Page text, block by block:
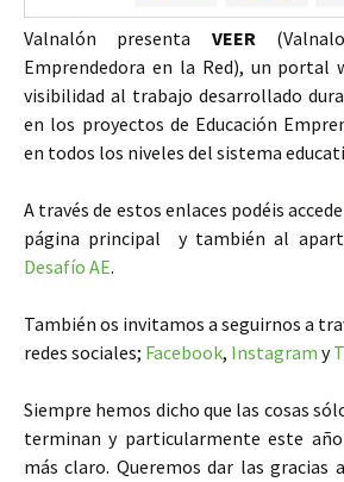
Valnalón presenta VEER
Emprendedora en la Red), un portal
visibilidad al trabajo desarrollado
en los proyectos de Educación
en todos los niveles del sistema
A través de estos enlaces podéis
página principal y también al
Desafío AE.
También os invitamos a seguirnos a
redes sociales; Facebook, Instagram y
Siempre hemos dicho que las cosas
terminan y particularmente este
más claro. Queremos dar las gracias